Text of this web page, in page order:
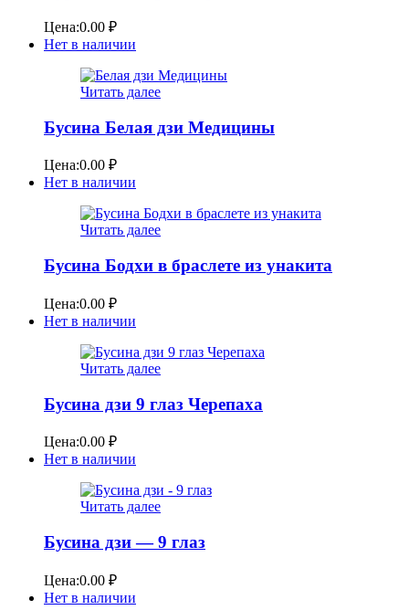
Цена:0.00 ₽
Нет в наличии
Читать далее
Бусина Белая дзи Медицины
Цена:0.00 ₽
Нет в наличии
Читать далее
Бусина Бодхи в браслете из унакита
Цена:0.00 ₽
Нет в наличии
Читать далее
Бусина дзи 9 глаз Черепаха
Цена:0.00 ₽
Нет в наличии
Читать далее
Бусина дзи — 9 глаз
Цена:0.00 ₽
Нет в наличии